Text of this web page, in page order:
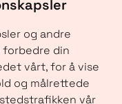
og andre
din
vårt, for å vise
og målrettede
vår